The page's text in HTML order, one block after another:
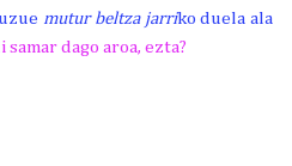
mutur beltza jarriko duela ala
samar dago aroa, ezta?